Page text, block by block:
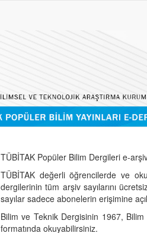
TÜBİTAK Popüler Bilim Dergileri e-
TÜBİTAK değerli öğrencilerde ve
dergilerinin tüm arşiv sayılarını
sayılar sadece abonelerin erişimine
Bilim ve Teknik Dergisinin 1967,
formatında okuyabilirsiniz.